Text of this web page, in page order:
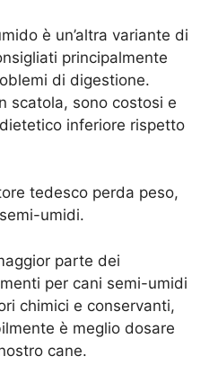
è un’altra variante di
principalmente
di digestione.
scatola, sono costosi e
inferiore rispetto
tedesco perda peso,
umidi.
parte dei
per cani semi-umidi
chimici e conservanti,
è meglio dosare
cane.